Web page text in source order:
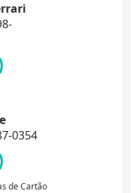
0354
de Cartão